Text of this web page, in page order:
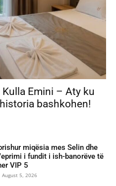
Emini – Aty ku
bashkohen!
miqësia mes Selin dhe
i fundit i ish-banorëve të
VIP 5
August 5, 2026